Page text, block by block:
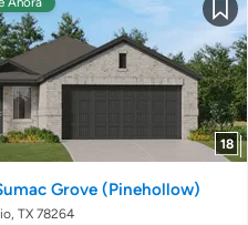
Guardar
18
Grove (Pinehollow)
TX 78264